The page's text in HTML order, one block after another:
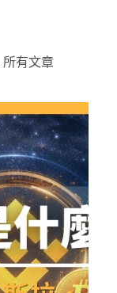
所有文章